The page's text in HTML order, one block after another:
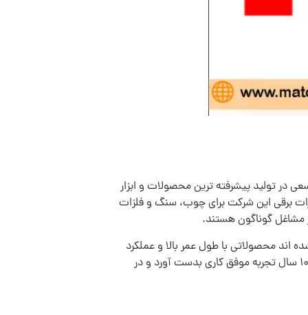
در تولید پیشرفته ترین محصولات و ابزار
برقی این شرکت برای چوب، سنگ و فلزات
مشاغل گوناگون هستند.
اند محصولاتی با طول عمر بالا و عملکرد
یکی از کمپانی های مشهور ساخت و تولید ابزارآلات برقی در آلمان می باشد که توانسته حدود 100 سال تجربه موفق کاری بدست آورد و در